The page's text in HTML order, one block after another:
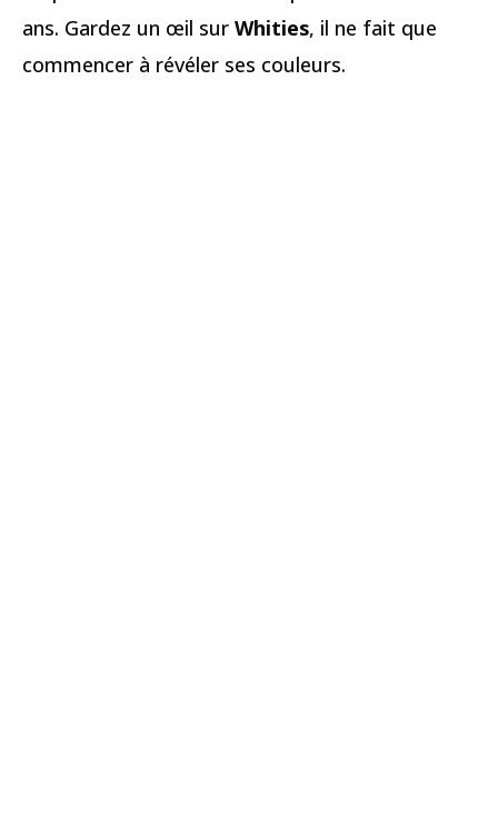
ans. Gardez un œil sur Whities, il ne fait que
commencer à révéler ses couleurs.